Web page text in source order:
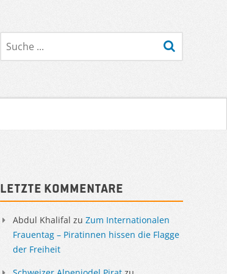
Suche
Letzte Kommentare
Abdul Khalifal zu Zum Internationalen
Frauentag – Piratinnen hissen die Flagge
der Freiheit